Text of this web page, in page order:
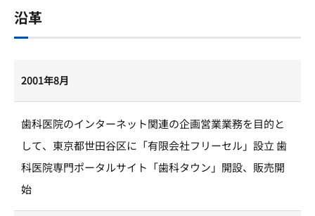
沿革
2001年8月
歯科医院のインターネット関連の企画営業業務を目的と
して、東京都世田谷区に「有限会社フリーセル」設立 歯
科医院専門ポータルサイト「歯科タウン」開設、販売開
始